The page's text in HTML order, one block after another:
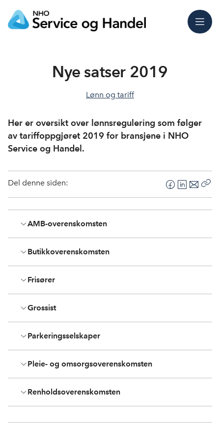
Meny
Nye satser 2019
Lønn og tariff
Her er oversikt over lønnsregulering som følger
av tariffoppgjøret 2019 for bransjene i NHO
Service og Handel.
Del denne siden:
F
a
c
b
L
i
n
e
E
-
p
s
AMB-overenskomsten
Butikkoverenskomsten
Frisører
Grossist
Parkeringsselskaper
Pleie- og omsorgsoverenskomsten
Renholdsoverenskomsten